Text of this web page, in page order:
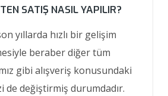
SATIŞ NASIL YAPILIR?
yıllarda hızlı bir gelişim
beraber diğer tüm
gibi alışveriş konusundaki
de değiştirmiş durumdadır.